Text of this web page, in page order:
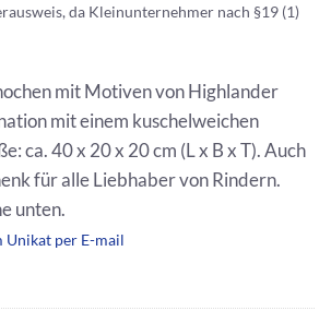
da Kleinunternehmer nach §19 (1)
mit Motiven von Highlander
mit einem kuschelweichen
ca. 40 x 20 x 20 cm (L x B x T). Auch
für alle Liebhaber von Rindern.
unten.
Unikat per E-mail